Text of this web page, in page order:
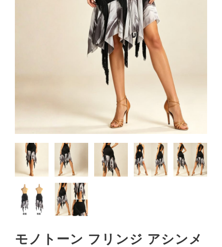
モノトーン フリンジ アシンメ